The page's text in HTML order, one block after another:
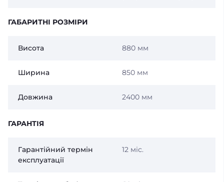
ГАБАРИТНІ РОЗМІРИ
Висота 880 мм
Ширина 850 мм
Довжина 2400 мм
ГАРАНТІЯ
Гарантійний термін
експлуатації
12 міс.